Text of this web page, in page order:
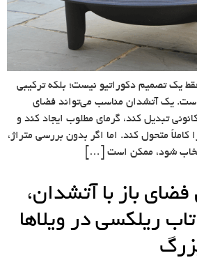
یک تصمیم دکوراتیو نیست؛ بلکه ترکیبی
است. یک آتشدان مناسب می‌تواند فضای
تبدیل کند، گرمای مطلوب ایجاد کند و
متحول کند. اما اگر بدون بررسی متراژ،
شود، ممکن است […]
باز با آتشدان،
ریلکسی در ویلاها